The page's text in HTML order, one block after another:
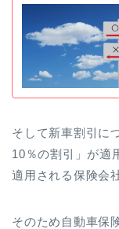
そして新車割引に
10％の割引」が適
適用される保険会
そのため自動車保